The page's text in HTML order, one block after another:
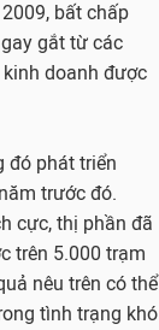
bất chấp
gắt từ các
doanh được
đó phát triển
trước đó.
cực, thị phần đã
trên 5.000 trạm
nêu trên có thể
tình trạng khó